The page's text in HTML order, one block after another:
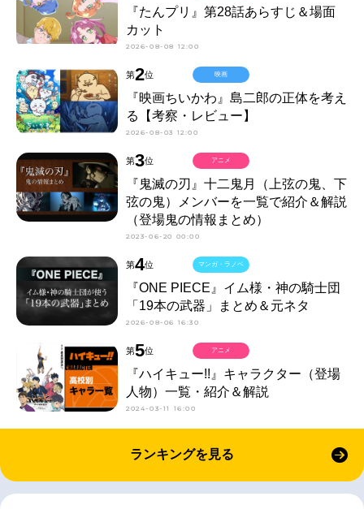
『たんプリ』第28話あらすじ＆場面
カット
2026-08-08 12:00
第2位
『映画ちいかわ』島二郎の正体を考え
る【考察・レビュー】
2026-08-03 12:00
映画
第3位
『鬼滅の刃』十二鬼月（上弦の鬼、下
弦の鬼）メンバーを一覧で紹介＆解説
（登場鬼の情報まとめ）
2023-06-20 00:00
アニメ
第4位
『ONE PIECE』イム様・神の騎士団
「19本の武器」まとめ＆元ネタ
2026-08-06 16:30
マンガ・ラノベ
第5位
『ハイキュー!!』キャラクター（登場
人物）一覧・紹介＆解説
2024-03-11 16:00
アニメ
ランキングを見る